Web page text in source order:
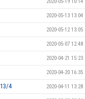
2020-05-13 13:04
2020-05-12 13:05
2020-05-07 12:48
2020-04-21 15:23
2020-04-20 16:35
4 2020-04-11 13:28